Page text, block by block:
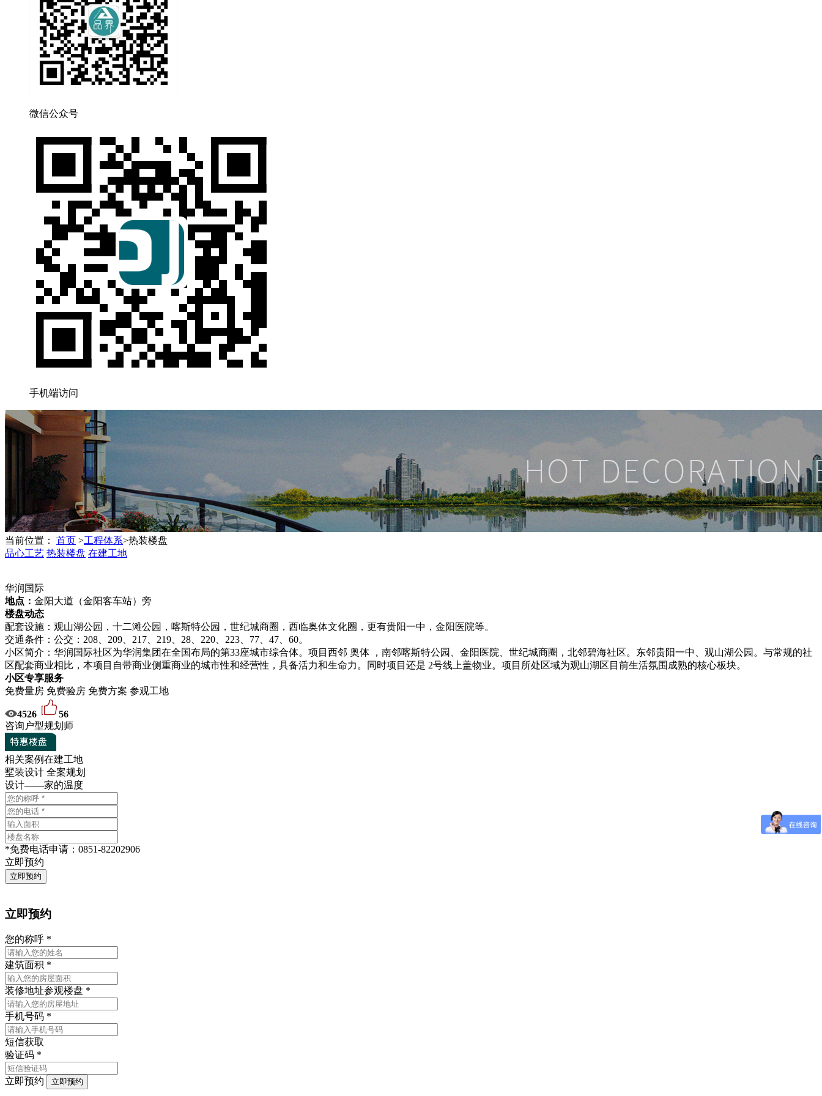
微信公众号
手机端访问
当前位置： 首页 >工程体系>热装楼盘
品心工艺 热装楼盘 在建工地
华润国际
地点： 金阳大道（金阳客车站）旁
楼盘动态
配套设施：观山湖公园，十二滩公园，喀斯特公园，世纪城商圈，西临奥体文化圈，更有贵阳一中，金阳医院等。
交通条件：公交：208、209、217、219、28、220、223、77、47、60。
小区简介：华润国际社区为华润集团在全国布局的第33座城市综合体。项目西邻 奥体 ，南邻喀斯特公园、金阳医院、世纪城商圈，北邻碧海社区。东邻贵阳一中、观山湖公园。与常规的社
区配套商业相比，本项目自带商业侧重商业的城市性和经营性，具备活力和生命力。同时项目还是 2号线上盖物业。项目所处区域为观山湖区目前生活氛围成熟的核心板块。
小区专享服务
免费量房 免费验房 免费方案 参观工地
4526
56
咨询户型规划师
相关案例在建工地
墅装设计 全案规划
设计——家的温度
*免费电话申请： 0851-82202906
立即预约
立即预约
您的称呼 *
建筑面积 *
装修地址参观楼盘 *
手机号码 *
短信获取
验证码 *
立即预约